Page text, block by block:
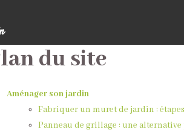
du site
Aménager son jardin
Fabriquer un muret de jardin :
Panneau de grillage : une